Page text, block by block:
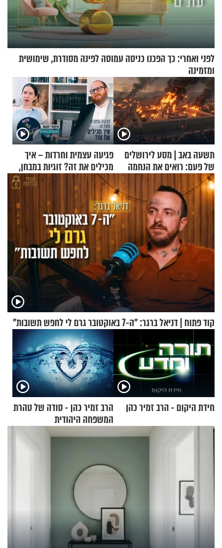
לפני ואחרי: כך הפכנו כניסה עמוסה לפינה מסודרת, שימושית
ומזמינה
תשעה באב | מסע לירושלים
של פעם: רואים את הנחמה
פגיעה עצמית וחרדות – איך
מכילים את זה? זוגיות במבחן,
הפעם עם יהודית ואלתר כהן
קוד פתוח | דניאל ברגר: "ה-7 באוקטובר גרם לי לחפש תשובות"
חידת היקום - הרב זמיר כהן
הרב זמיר כהן - סודה של טהרת
המשפחה היהודית